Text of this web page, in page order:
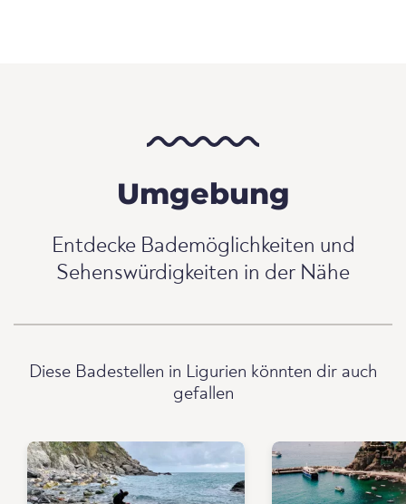
Umgebung
Entdecke Bademöglichkeiten und
Sehenswürdigkeiten in der Nähe
Diese Badestellen in Ligurien könnten dir auch
gefallen